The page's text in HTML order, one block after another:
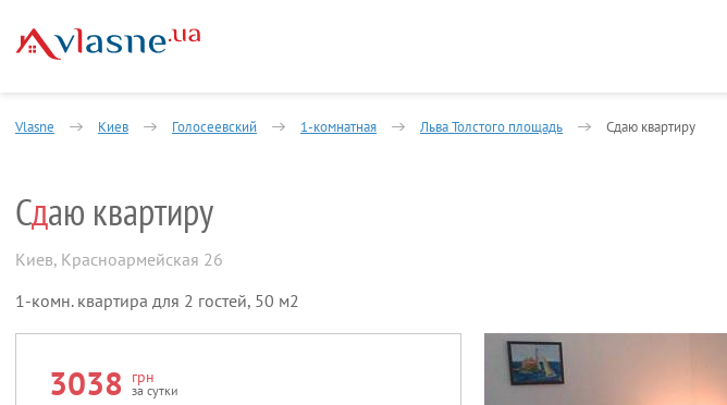
Vlasne Киев Голосеевский 1-комнатная Льва Толстого площадь Сдаю квартиру
Сдаю квартиру
Киев, Красноармейская 26
1-комн. квартира для 2 гостей, 50 м2
3038 грн
за сутки